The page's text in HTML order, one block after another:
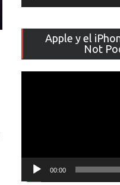
Apple y el
Not
00:00